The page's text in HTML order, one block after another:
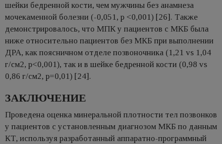
шейки бедренной кости, чем мужчины без анамнеза
мочекаменной болезни (-0,051, p <0,001) [26]. Также
демонстрировалось, что МПК у пациентов с МКБ была
ниже относительно пациентов без МКБ при выполнении
ДРА, как поясничном отделе позвоночника (1,21 vs 1,04
г/см2, p<0,001), так и в шейке бедренной кости (0,98 vs
0,86 г/см2, p=0,01) [24].
ЗАКЛЮЧЕНИЕ
Проведена оценка минеральной плотности тел позвонков
у пациентов с установленным диагнозом МКБ по данным
КТ, используя разработанный аппаратно-программный